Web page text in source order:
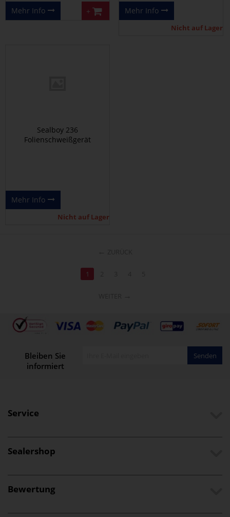
Mehr Info + Mehr Info
Nicht auf Lager
Sealboy 236
Folienschweißgerät
Mehr Info
Nicht auf Lager
1
Bleiben Sie
informiert
Senden
Service
Sealershop
Bewertung